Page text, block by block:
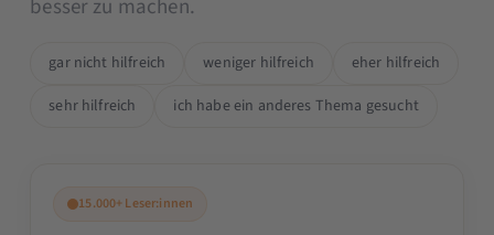
besser zu machen.
gar nicht hilfreich weniger hilfreich
eher hilfreich
sehr hilfreich
ich habe ein anderes Thema gesucht
15.000+ Leser:innen